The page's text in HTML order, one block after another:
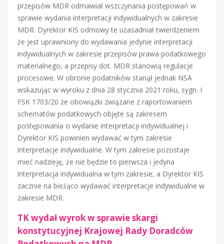
przepisów MDR odmawiał wszczynania postępowań w
sprawie wydania interpretacji indywidualnych w zakresie
MDR. Dyrektor KIS odmowy te uzasadniał twierdzeniem
że jest uprawniony do wydawania jedynie interpretacji
indywidualnych w zakresie przepisów prawa podatkowego
materialnego, a przepisy dot. MDR stanowią regulacje
procesowe. W obronie podatników stanął jednak NSA
wskazując w wyroku z dnia 28 stycznia 2021 roku, sygn. I
FSK 1703/20 że obowiązki związane z raportowaniem
schematów podatkowych objęte są zakresem
postępowania o wydanie interpretacji indywidualnej i
Dyrektor KIS powinien wydawać w tym zakresie
interpretacje indywidualne. W tym zakresie pozostaje
mieć nadzieję, że nie będzie to pierwsza i jedyna
interpretacja indywidualna w tym zakresie, a Dyrektor KIS
zacznie na bieżąco wydawać interpretacje indywidualne w
zakresie MDR.
TK wydał wyrok w sprawie skargi
konstytucyjnej Krajowej Rady Doradców